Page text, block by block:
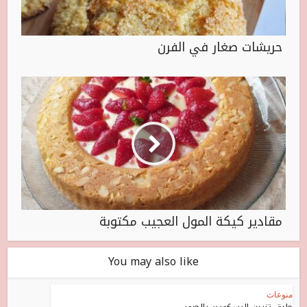
حريشات صغار في الفرن
مقادير كيكة المول العجيب مكتوبة
You may also like
منوعات